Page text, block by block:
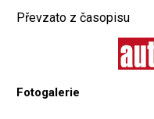
Převzato z časopisu
Fotogalerie